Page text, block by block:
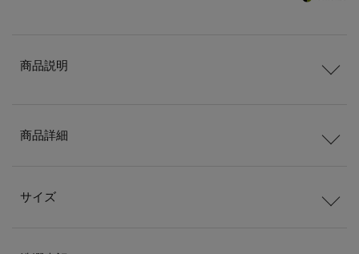
商品説明
商品詳細
サイズ